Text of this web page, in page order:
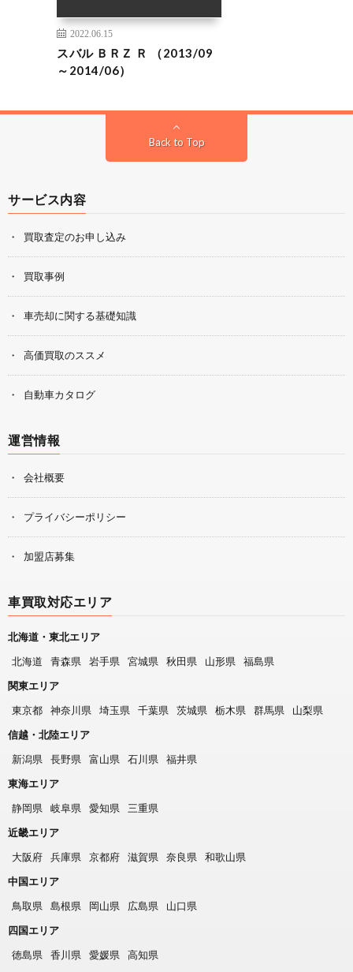
2022.06.15
スバル ＢＲＺ Ｒ （2013/09
～2014/06）
Back to Top
サービス内容
買取査定のお申し込み
買取事例
車売却に関する基礎知識
高価買取のススメ
自動車カタログ
運営情報
会社概要
プライバシーポリシー
加盟店募集
車買取対応エリア
北海道・東北エリア
北海道
青森県 岩手県 宮城県 秋田県 山形県
福島県
関東エリア
東京都
神奈川県 埼玉県 千葉県 茨城県 栃木県 群馬県
山梨県
信越・北陸エリア
新潟県
長野県 富山県 石川県
福井県
東海エリア
静岡県
岐阜県 愛知県
三重県
近畿エリア
大阪府
兵庫県 京都府 滋賀県 奈良県
和歌山県
中国エリア
鳥取県
島根県 岡山県 広島県
山口県
四国エリア
徳島県
香川県 愛媛県 高知県